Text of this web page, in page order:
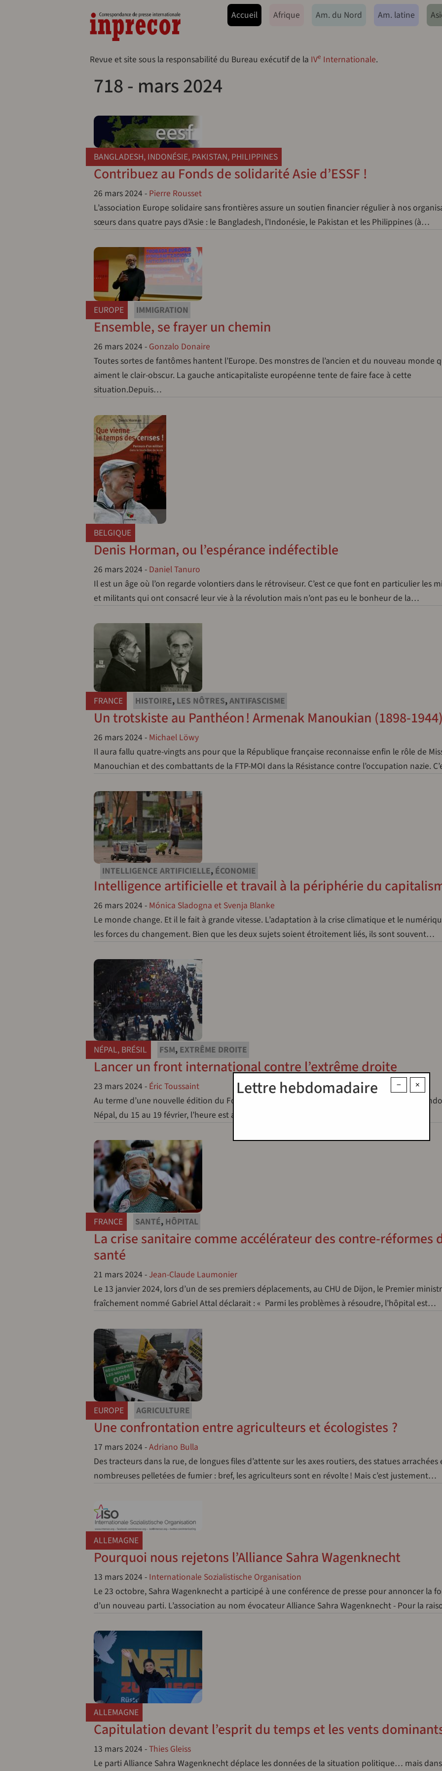
Navegação principal
Accueil Afrique Am. du Nord Am. latine
Revue et site sous la responsabilité du Bureau exécutif de la IVe Internationale.
718 - mars 2024
BANGLADESH, INDONÉSIE, PAKISTAN, PHILIPPINES
Contribuez au Fonds de solidarité Asie d’ESSF !
26 mars 2024- Pierre Rousset
L’association Europe solidaire sans frontières assure un soutien financier régulier à nos
sœurs dans quatre pays d’Asie : le Bangladesh, l’Indonésie, le Pakistan et les Philippines (à…
EUROPE IMMIGRATION
Ensemble, se frayer un chemin
26 mars 2024- Gonzalo Donaire
Toutes sortes de fantômes hantent l’Europe. Des monstres de l’ancien et du nouveau monde
aiment le clair-obscur. La gauche anticapitaliste européenne tente de faire face à cette
situation.Depuis…
BELGIQUE
Denis Horman, ou l’espérance indéfectible
26 mars 2024- Daniel Tanuro
Il est un âge où l’on regarde volontiers dans le rétroviseur. C’est ce que font en particulier les
et militants qui ont consacré leur vie à la révolution mais n’ont pas eu le bonheur de la…
FRANCE HISTOIRE, LES NÔTRES,ANTIFASCISME
Un trotskiste au Panthéon ! Armenak Manoukian (1898-1944)
26 mars 2024- Michael Löwy
Il aura fallu quatre-vingts ans pour que la République française reconnaisse enfin le rôle de
Manouchian et des combattants de la FTP-MOI dans la Résistance contre l’occupation nazie.
INTELLIGENCE ARTIFICIELLE, ÉCONOMIE
Intelligence artificielle et travail à la périphérie du
26 mars 2024- Mónica Sladogna et Svenja Blanke
Le monde change. Et il le fait à grande vitesse. L’adaptation à la crise climatique et le
les forces du changement. Bien que les deux sujets soient étroitement liés, ils sont souvent…
NÉPAL, BRÉSIL FSM, EXTRÊME DROITE
Lancer un front international contre l’extrême droite
23 mars 2024- Éric Toussaint
Au terme d’une nouvelle édition du Forum social mondial (FSM) qui s’est déroulée à
Népal, du 15 au 19 février, l’heure est au bilan. Ce fut un événement très réussi pour la…
FRANCE SANTÉ, HÔPITAL
La crise sanitaire comme accélérateur des contre-réformes
santé
21 mars 2024- Jean-Claude Laumonier
Le 13 janvier 2024, lors d’un de ses premiers déplacements, au CHU de Dijon, le Premier
fraîchement nommé Gabriel Attal déclarait : « Parmi les problèmes à résoudre, l’hôpital est…
EUROPE AGRICULTURE
Une confrontation entre agriculteurs et écologistes ?
17 mars 2024-Adriano Bulla
Des tracteurs dans la rue, de longues files d’attente sur les axes routiers, des statues arrachées
nombreuses pelletées de fumier : bref, les agriculteurs sont en révolte ! Mais c’est justement…
ALLEMAGNE
Pourquoi nous rejetons l’Alliance Sahra Wagenknecht
13 mars 2024- Internationale Sozialistische Organisation
Le 23 octobre, Sahra Wagenknecht a participé à une conférence de presse pour annoncer la
d’un nouveau parti. L’association au nom évocateur Alliance Sahra Wagenknecht - Pour la
ALLEMAGNE
Capitulation devant l’esprit du temps et les vents
13 mars 2024-Thies Gleiss
Le parti Alliance Sahra Wagenknecht déplace les données de la situation politique… mais
×
−
Lettre hebdomadaire